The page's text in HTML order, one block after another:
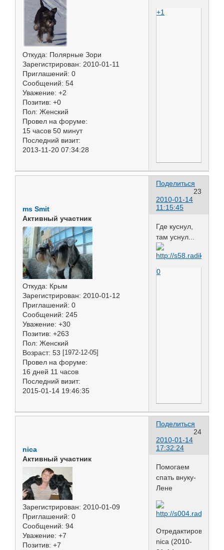
Откуда: Полярные Зори
Зарегистрирован: 2010-01-11
Приглашений: 0
Сообщений: 54
Уважение: +2
Позитив: +0
Пол: Женский
Провел на форуме:
15 часов 50 минут
Последний визит:
2013-11-20 07:34:28
+1
Поделиться
23
2010-01-14
11:15:45
ms Smit
Активный участник
Откуда: Крым
Зарегистрирован: 2010-01-12
Приглашений: 0
Сообщений: 245
Уважение: +30
Позитив: +263
Пол: Женский
Возраст: 53 [1972-12-05]
Провел на форуме:
16 дней 11 часов
Последний визит:
2015-01-14 19:46:35
Где куснул,
там уснул...
0
Поделиться
24
2010-01-14
17:32:24
nica
Активный участник
Зарегистрирован: 2010-01-09
Приглашений: 0
Сообщений: 94
Уважение: +7
Позитив: +7
Помогаем
спать внуку-
Лене
Отредактировано
nica (2010-